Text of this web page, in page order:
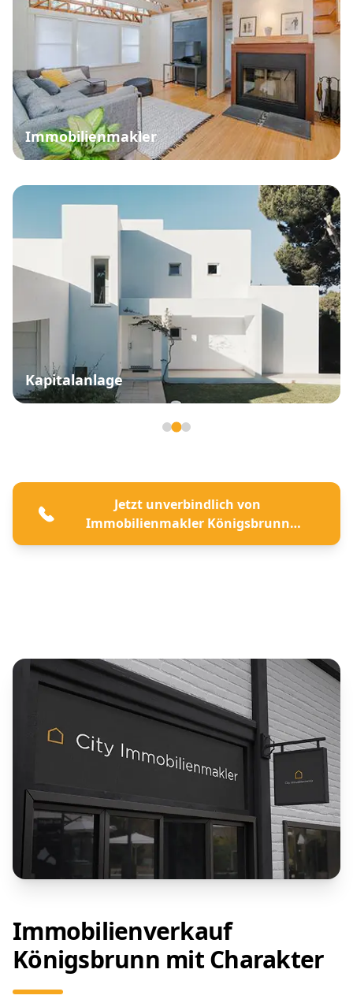
Immobilienmakler
Kapitalanlage
Jetzt unverbindlich von
Immobilienmakler Königsbrunn
beraten lassen
Immobilienverkauf
Königsbrunn mit Charakter